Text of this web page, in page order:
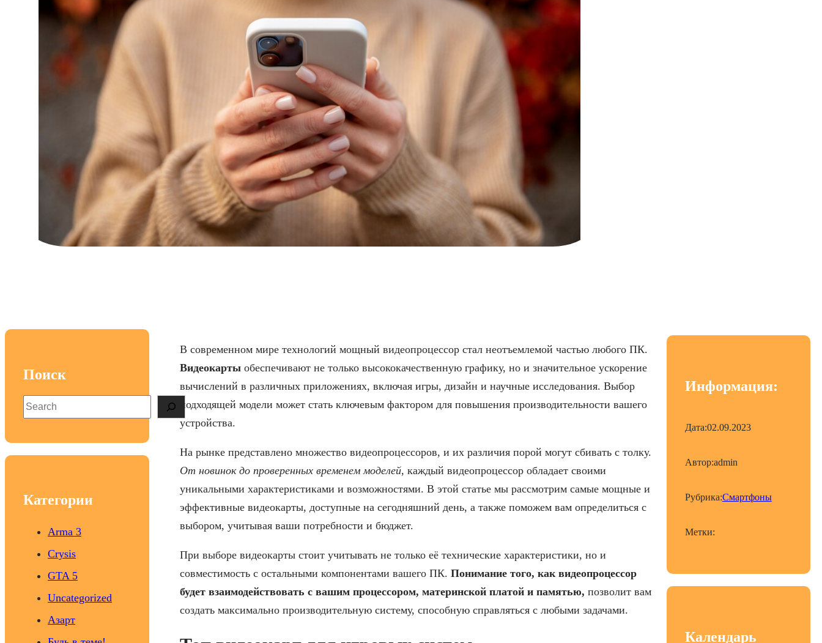
Поиск
S
e
Категории
Arma 3
Crysis
GTA 5
Uncategorized
Азарт
В современном мире технологий мощный видеопроцессор стал неотъемлемой частью любого ПК.
Видеокартыобеспечивают не только высококачественную графику, но и значительное ускорение
вычислений в различных приложениях, включая игры, дизайн и научные исследования. Выбор
подходящей модели может стать ключевым фактором для повышения производительности вашего
устройства.
На рынке представлено множество видеопроцессоров, и их различия порой могут сбивать с толку.
От новинок до проверенных временем моделей, каждый видеопроцессор обладает своими
уникальными характеристиками и возможностями. В этой статье мы рассмотрим самые мощные и
эффективные видеокарты, доступные на сегодняшний день, а также поможем вам определиться с
выбором, учитывая ваши потребности и бюджет.
При выборе видеокарты стоит учитывать не только её технические характеристики, но и
совместимость с остальными компонентами вашего ПК. Понимание того, как видеопроцессор
будет взаимодействовать с вашим процессором, материнской платой и памятью, позволит вам
создать максимально производительную систему, способную справляться с любыми задачами.
Информация:
Дата:02.09.2023
Автор:admin
Рубрика:Смартфоны
Метки:
Календарь